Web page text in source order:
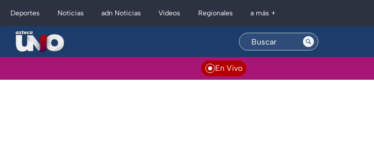
Deportes Noticias adn Noticias Videos Regionales a más +
En Vivo